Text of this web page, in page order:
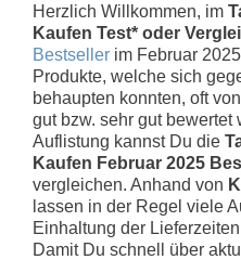
Herzlich Willkommen, im
Kaufen Test* oder
Bestseller im Februar
Produkte, welche sich
behaupten konnten, oft
gut bzw. sehr gut
Auflistung kannst Du die
Kaufen Februar 2025
vergleichen. Anhand von
lassen in der Regel viele
Einhaltung der
Damit Du schnell über